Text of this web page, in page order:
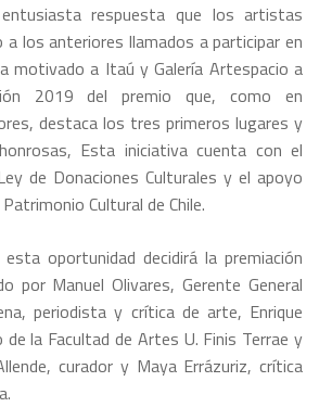
respuesta que los artistas
a los anteriores llamados a participar en
motivado a Itaú y Galería Artespacio a
2019 del premio que, como en
destaca los tres primeros lugares y
Esta iniciativa cuenta con el
de Donaciones Culturales y el apoyo
Cultural de Chile.
oportunidad decidirá la premiación
por Manuel Olivares, Gerente General
periodista y crítica de arte, Enrique
de la Facultad de Artes U. Finis Terrae y
curador y Maya Errázuriz, crítica